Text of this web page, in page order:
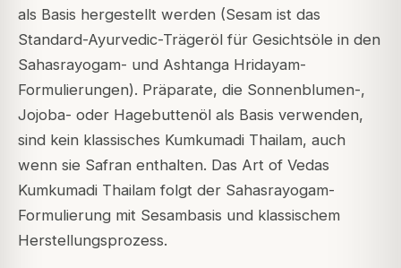
als Basis hergestellt werden (Sesam ist das
Standard-Ayurvedic-Trägeröl für Gesichtsöle in den
Sahasrayogam- und Ashtanga Hridayam-
Formulierungen). Präparate, die Sonnenblumen-,
Jojoba- oder Hagebuttenöl als Basis verwenden,
sind kein klassisches Kumkumadi Thailam, auch
wenn sie Safran enthalten. Das Art of Vedas
Kumkumadi Thailam folgt der Sahasrayogam-
Formulierung mit Sesambasis und klassischem
Herstellungsprozess.